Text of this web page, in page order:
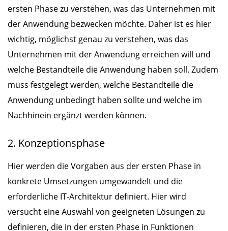
ersten Phase zu verstehen, was das Unternehmen mit
der Anwendung bezwecken möchte. Daher ist es hier
wichtig, möglichst genau zu verstehen, was das
Unternehmen mit der Anwendung erreichen will und
welche Bestandteile die Anwendung haben soll. Zudem
muss festgelegt werden, welche Bestandteile die
Anwendung unbedingt haben sollte und welche im
Nachhinein ergänzt werden können.
2. Konzeptionsphase
Hier werden die Vorgaben aus der ersten Phase in
konkrete Umsetzungen umgewandelt und die
erforderliche IT-Architektur definiert. Hier wird
versucht eine Auswahl von geeigneten Lösungen zu
definieren, die in der ersten Phase in Funktionen